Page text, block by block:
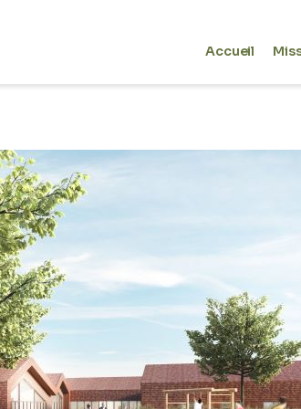
Accueil
Accueil> Références
missions de programmation et d’assistance
Sourdille (Ardennes 08, Région Grand-Est).
: EDPAMS Jacques Sourdille (Belleville et
: Programmation et assistance à maîtrise
:
et extension du SESSAD de Belleville et
: en cours d’estimation.